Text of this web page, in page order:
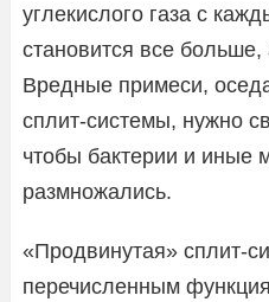
углекислого газа с
становится все
Вредные примеси,
сплит-системы, нужно
чтобы бактерии и иные
размножались.
«Продвинутая» сплит-
перечисленным